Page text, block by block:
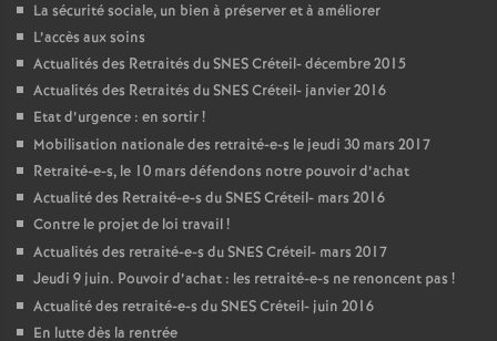
La sécurité sociale, un bien à préserver et à améliorer
L’accès aux soins
Actualités des Retraités duSNESCréteil- décembre 2015
Actualités des Retraités duSNESCréteil- janvier 2016
Etat d’urgence : en sortir!
Mobilisation nationale des retraité-e-s le jeudi 30 mars 2017
Retraité-e-s, le 10 mars défendons notre pouvoir d’achat
Actualité des Retraité-e-s duSNESCréteil- mars 2016
Contre le projet de loi travail!
Actualités des retraité-e-s duSNESCréteil- mars 2017
Jeudi 9 juin. Pouvoir d’achat : les retraité-e-s ne renoncent pas !
Actualité des retraité-e-s duSNESCréteil- juin 2016
En lutte dès la rentrée